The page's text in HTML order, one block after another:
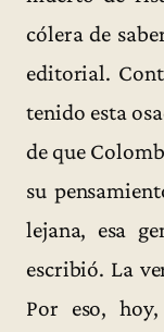
cólera de
editorial.
tenido esta
de que
su
lejana, esa
escribió. La
Por eso,